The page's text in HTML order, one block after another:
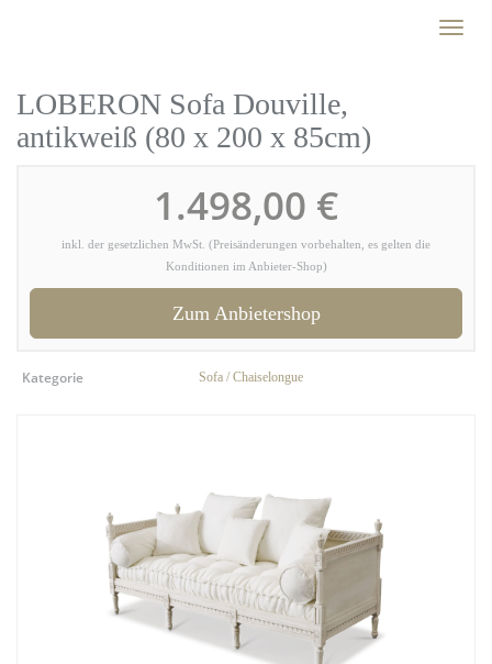
Toggle
LOBERON Sofa Douville,
antikweiß (80 x 200 x 85cm)
1.498,00 €
inkl. der gesetzlichen MwSt. (Preisänderungen vorbehalten, es gelten die
Konditionen im Anbieter-Shop)
Zum Anbietershop
Kategorie Sofa / Chaiselongue